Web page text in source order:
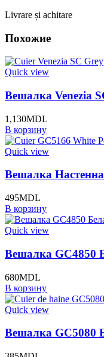
Livrare și achitare
Похожие
Quick view
Вешалка Venezia
1,130MDL
В корзину
Quick view
Вешалка
495MDL
В корзину
Quick view
Вешалка GC4850
680MDL
В корзину
Quick view
Вешалка GC5080